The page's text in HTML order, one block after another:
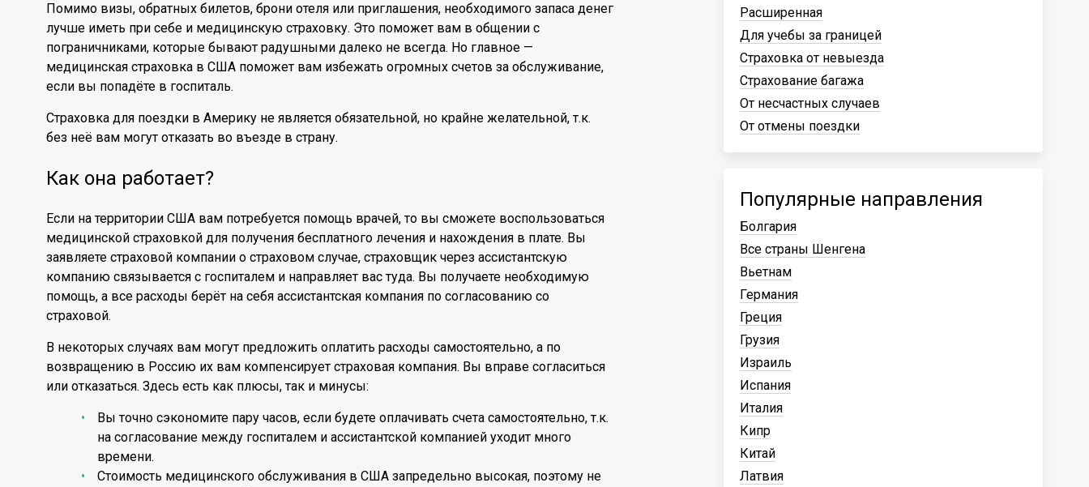
Помимо визы, обратных билетов, брони отеля или приглашения, необходимого запаса денег
лучше иметь при себе и медицинскую страховку. Это поможет вам в общении с
пограничниками, которые бывают радушными далеко не всегда. Но главное —
медицинская страховка в США поможет вам избежать огромных счетов за обслуживание,
если вы попадёте в госпиталь.
Страховка для поездки в Америку не является обязательной, но крайне желательной, т.к.
без неё вам могут отказать во въезде в страну.
Как она работает?
Если на территории США вам потребуется помощь врачей, то вы сможете воспользоваться
медицинской страховкой для получения бесплатного лечения и нахождения в плате. Вы
заявляете страховой компании о страховом случае, страховщик через ассистантскую
компанию связывается с госпиталем и направляет вас туда. Вы получаете необходимую
помощь, а все расходы берёт на себя ассистантская компания по согласованию со
страховой.
В некоторых случаях вам могут предложить оплатить расходы самостоятельно, а по
возвращению в Россию их вам компенсирует страховая компания. Вы вправе согласиться
или отказаться. Здесь есть как плюсы, так и минусы:
Вы точно сэкономите пару часов, если будете оплачивать счета самостоятельно, т.к.
на согласование между госпиталем и ассистантской компанией уходит много
времени.
Стоимость медицинского обслуживания в США запредельно высокая, поэтому не
Расширенная
Для учебы за границей
Страховка от невыезда
Страхование багажа
От несчастных случаев
От отмены поездки
Популярные направления
Болгария
Все страны Шенгена
Вьетнам
Германия
Греция
Грузия
Израиль
Испания
Италия
Кипр
Китай
Латвия